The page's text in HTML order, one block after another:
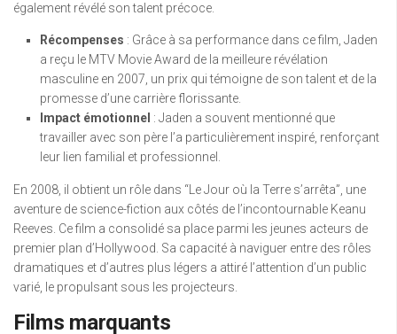
également révélé son talent précoce.
Récompenses : Grâce à sa performance dans ce film, Jaden
a reçu le MTV Movie Award de la meilleure révélation
masculine en 2007, un prix qui témoigne de son talent et de la
promesse d’une carrière florissante.
Impact émotionnel : Jaden a souvent mentionné que
travailler avec son père l’a particulièrement inspiré, renforçant
leur lien familial et professionnel.
En 2008, il obtient un rôle dans “Le Jour où la Terre s’arrêta”, une
aventure de science-fiction aux côtés de l’incontournable Keanu
Reeves. Ce film a consolidé sa place parmi les jeunes acteurs de
premier plan d’Hollywood. Sa capacité à naviguer entre des rôles
dramatiques et d’autres plus légers a attiré l’attention d’un public
varié, le propulsant sous les projecteurs.
Films marquants